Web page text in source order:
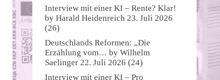
Interview mit einer KI – Rente? Klar!
by Harald Heidenreich 23. Juli 2026
(26)
Deutschlands Reformen: „Die
Erzählung vom… by Wilhelm
Saelinger 22. Juli 2026 (24)
Interview mit einer KI – Pro